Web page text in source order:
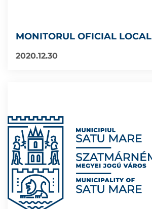
MONITORUL OFICIAL LOCAL
2020.12.30